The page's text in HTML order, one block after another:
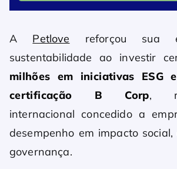
A Petlove reforçou sua
sustentabilidade ao investir
milhões em iniciativas ESG
certificação B Corp,
internacional concedido a
desempenho em impacto
governança.